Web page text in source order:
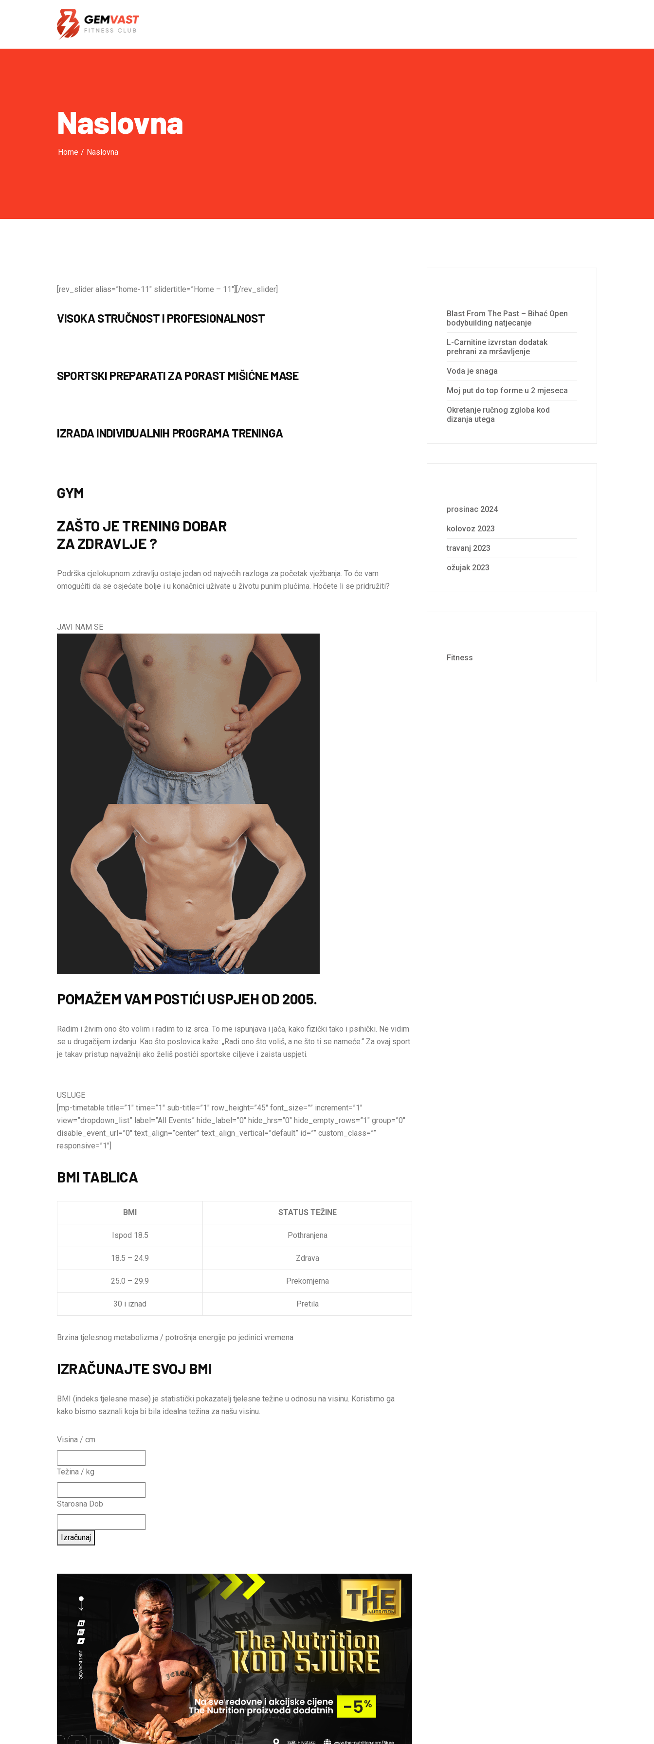
Naslovna
Home / Naslovna
[rev_slider alias=”home-11″ slidertitle=”Home – 11″][/rev_slider]
VISOKA STRUČNOST I PROFESIONALNOST
SPORTSKI PREPARATI ZA PORAST MIŠIĆNE MASE
IZRADA INDIVIDUALNIH PROGRAMA TRENINGA
GYM
ZAŠTO JE TRENING DOBAR
ZA ZDRAVLJE ?
Podrška cjelokupnom zdravlju ostaje jedan od najvećih razloga za početak vježbanja. To će vam
omogućiti da se osjećate bolje i u konačnici uživate u životu punim plućima. Hoćete li se pridružiti?
JAVI NAM SE
POMAŽEM VAM POSTIĆI USPJEH OD 2005.
Radim i živim ono što volim i radim to iz srca. To me ispunjava i jača, kako fizički tako i psihički. Ne vidim
se u drugačijem izdanju. Kao što poslovica kaže: „Radi ono što voliš, a ne što ti se nameće.“ Za ovaj sport
je takav pristup najvažniji ako želiš postići sportske ciljeve i zaista uspjeti.
USLUGE
[mp-timetable title=”1″ time=”1″ sub-title=”1″ row_height=”45″ font_size=”” increment=”1″
view=”dropdown_list” label=”All Events” hide_label=”0″ hide_hrs=”0″ hide_empty_rows=”1″ group=”0″
disable_event_url=”0″ text_align=”center” text_align_vertical=”default” id=”” custom_class=””
responsive=”1″]
BMI TABLICA
BMI STATUS TEŽINE
Ispod 18.5 Pothranjena
18.5 – 24.9 Zdrava
25.0 – 29.9 Prekomjerna
30 i iznad Pretila
Brzina tjelesnog metabolizma / potrošnja energije po jedinici vremena
IZRAČUNAJTE SVOJ BMI
BMI (indeks tjelesne mase) je statistički pokazatelj tjelesne težine u odnosu na visinu. Koristimo ga
kako bismo saznali koja bi bila idealna težina za našu visinu.
Visina / cm
Težina / kg
Starosna Dob
Izračunaj
Blast From The Past – Bihać Open
bodybuilding natjecanje
L-Carnitine izvrstan dodatak
prehrani za mršavljenje
Voda je snaga
Moj put do top forme u 2 mjeseca
Okretanje ručnog zgloba kod
dizanja utega
prosinac 2024
kolovoz 2023
travanj 2023
ožujak 2023
Fitness